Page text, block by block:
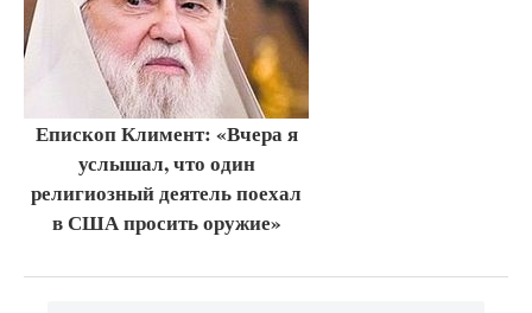
Епископ Климент: «Вчера я
услышал, что один
религиозный деятель поехал
в США просить оружие»